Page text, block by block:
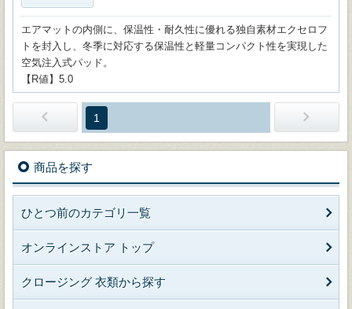
エアマットの内側に、保温性・耐久性に優れる独自素材エクセロフ
トを封入し、冬季に対応する保温性と軽量コンパクト性を実現した
空気注入式パッド。
【R値】5.0
1
商品を探す
ひとつ前のカテゴリ一覧
オンラインストア トップ
クロージング 衣類から探す